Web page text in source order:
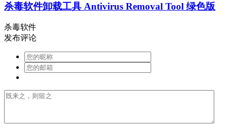
杀毒软件卸载工具 Antivirus Removal Tool 绿色版
杀毒软件
发布评论